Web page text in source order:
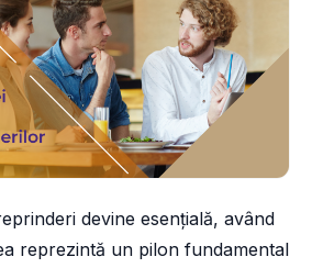
devine esențială, având
reprezintă un pilon fundamental